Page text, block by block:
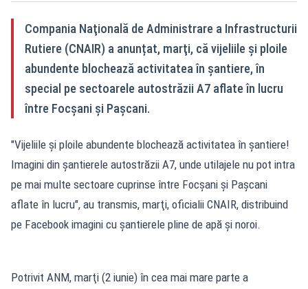
Compania Naţională de Administrare a Infrastructurii
Rutiere (CNAIR) a anunțat, marţi, că vijeliile şi ploile
abundente blochează activitatea în şantiere, în
special pe sectoarele autostrăzii A7 aflate în lucru
între Focșani și Pașcani.
"Vijeliile şi ploile abundente blochează activitatea în şantiere!
Imagini din şantierele autostrăzii A7, unde utilajele nu pot intra
pe mai multe sectoare cuprinse între Focşani şi Paşcani
aflate în lucru", au transmis, marţi, oficialii CNAIR, distribuind
pe Facebook imagini cu şantierele pline de apă şi noroi.
Potrivit ANM, marţi (2 iunie) în cea mai mare parte a